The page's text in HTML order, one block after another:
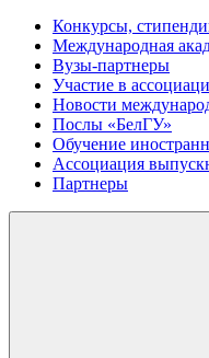
Конкурсы,
Международная
Вузы-партнеры
Участие в
Новости
Послы «БелГУ»
Обучение
Ассоциация
Партнеры